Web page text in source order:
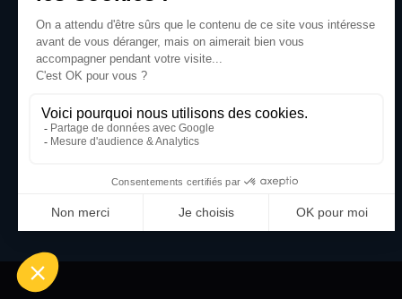
Quartier Koenig
60 rue Philippe Livry Level
14760 BRETTEVILLE-SUR-ODON